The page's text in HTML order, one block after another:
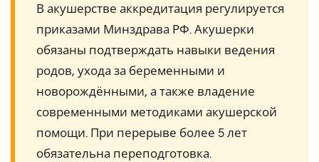
В акушерстве аккредитация регулируется
приказами Минздрава РФ. Акушерки
обязаны подтверждать навыки ведения
родов, ухода за беременными и
новорождёнными, а также владение
современными методиками акушерской
помощи. При перерыве более 5 лет
обязательна переподготовка.